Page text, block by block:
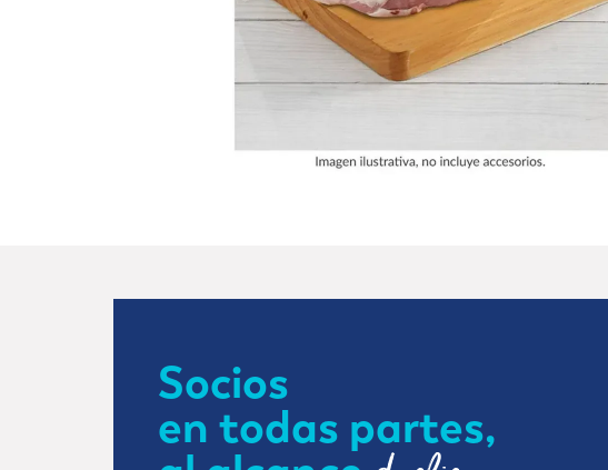
Socios
en todas partes,